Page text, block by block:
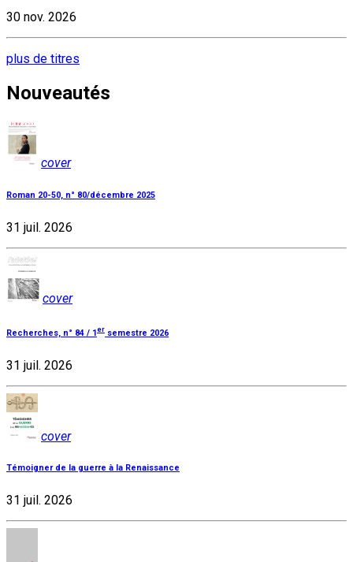
30 nov. 2026
plus de titres
Nouveautés
cover
Roman 20-50, n° 80/décembre 2025
31 juil. 2026
cover
Recherches, n° 84 / 1er semestre 2026
31 juil. 2026
cover
Témoigner de la guerre à la Renaissance
31 juil. 2026